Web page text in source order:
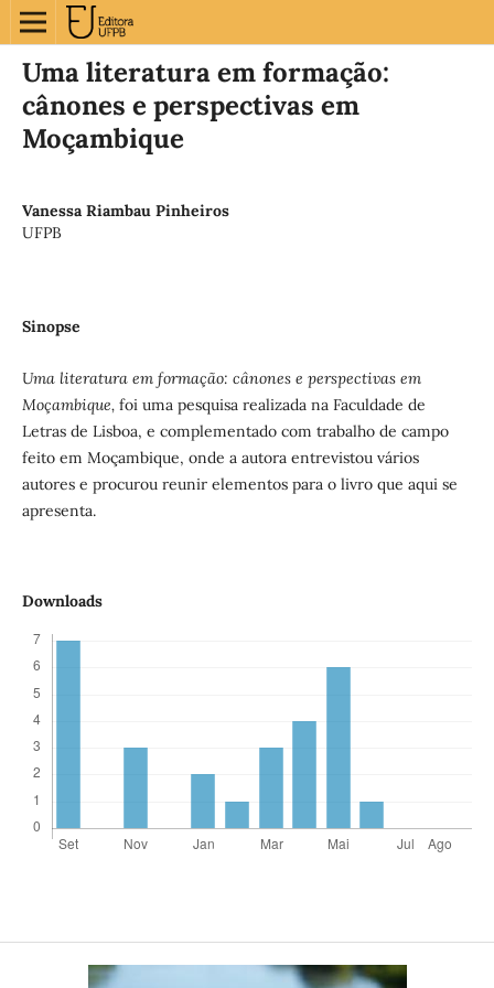
Uma literatura em formação:
cânones e perspectivas em
Moçambique
Vanessa Riambau Pinheiros
UFPB
Sinopse
Uma literatura em formação: cânones e perspectivas em
Moçambique, foi uma pesquisa realizada na Faculdade de
Letras de Lisboa, e complementado com trabalho de campo
feito em Moçambique, onde a autora entrevistou vários
autores e procurou reunir elementos para o livro que aqui se
apresenta.
Downloads